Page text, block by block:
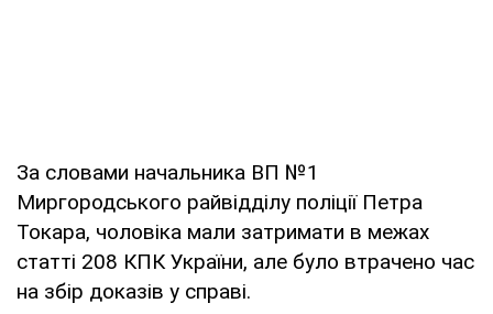
За словами начальника ВП №1
Миргородського райвідділу поліції Петра
Токара, чоловіка мали затримати в межах
статті 208 КПК України, але було втрачено час
на збір доказів у справі.